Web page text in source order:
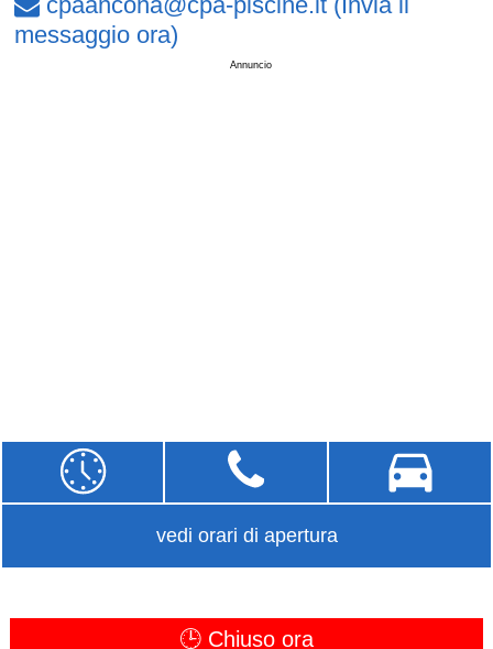
cpaancona@cpa-piscine.it (Invia il
messaggio ora)
Annuncio
vedi orari di apertura
🕒 Chiuso ora